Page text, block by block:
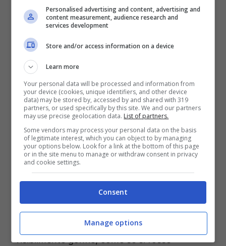
L’attrice è infatti apparsa con le labbra
visibilmente gonfie, come se si fosse
Personalised advertising and content, advertising and
content measurement, audience research and
services development
Store and/or access information on a device
Learn more
Your personal data will be processed and information from
your device (cookies, unique identifiers, and other device
data) may be stored by, accessed by and shared with 319
partners, or used specifically by this site. We and our partners
may use precise geolocation data. List of partners.
Some vendors may process your personal data on the basis
of legitimate interest, which you can object to by managing
your options below. Look for a link at the bottom of this page
or in the site menu to manage or withdraw consent in privacy
and cookie settings.
Consent
Manage options